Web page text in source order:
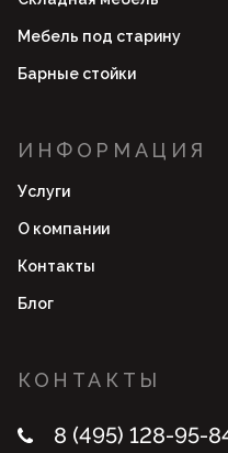
Мебель под старину
Барные стойки
ИНФОРМАЦИЯ
Услуги
О компании
Контакты
Блог
КОНТАКТЫ
8 (495) 128-95-